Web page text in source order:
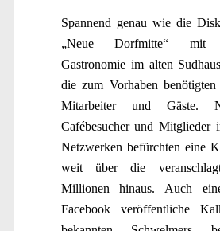
Spannend genau wie die
„Neue Dorfmitte“ mit
Gastronomie im alten
die zum Vorhaben
Mitarbeiter und Gäste.
Cafébesucher und Mitglieder
Netzwerken befürchten eine
weit über die
Millionen hinaus. Auch
Facebook veröffentliche